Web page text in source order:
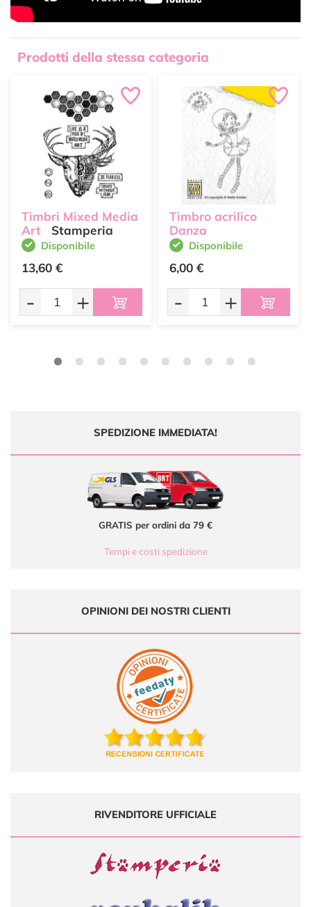
Prodotti della stessa categoria
Timbri Mixed Media
Art
Stamperia
Disponibile
13,60 €
- +
Timbro acrilico
Danza
Disponibile
6,00 €
- +
SPEDIZIONE IMMEDIATA!
GRATIS per ordini da 79 €
Tempi e costi spedizione
OPINIONI DEI NOSTRI CLIENTI
RIVENDITORE UFFICIALE